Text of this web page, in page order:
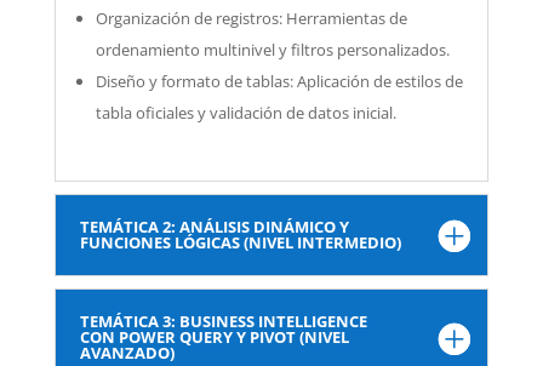
Organización de registros: Herramientas de
ordenamiento multinivel y filtros personalizados.
Diseño y formato de tablas: Aplicación de estilos de
tabla oficiales y validación de datos inicial.
TEMÁTICA 2: ANÁLISIS DINÁMICO Y
FUNCIONES LÓGICAS (NIVEL INTERMEDIO)
TEMÁTICA 3: BUSINESS INTELLIGENCE
CON POWER QUERY Y PIVOT (NIVEL
AVANZADO)